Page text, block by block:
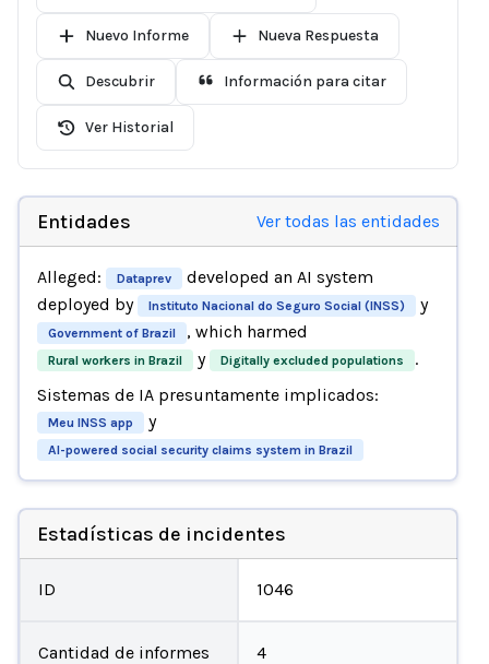
Nuevo Informe Nueva Respuesta
Descubrir Información para citar
Ver Historial
Entidades Ver todas las entidades
Alleged: Dataprev
developed an AI system
deployed by
Instituto Nacional do Seguro Social (INSS) y
Government of Brazil , which harmed
Rural workers in Brazil y Digitally excluded populations
.
Sistemas de IA presuntamente implicados:
Meu INSS app y
AI-powered social security claims system in Brazil
Estadísticas de incidentes
ID 1046
Cantidad de informes 4